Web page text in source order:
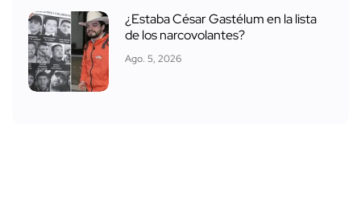
¿Estaba César Gastélum en la lista
de los narcovolantes?
Ago. 5, 2026